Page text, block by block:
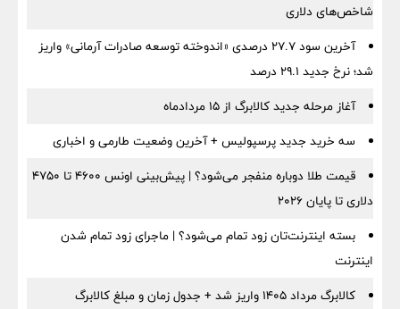
شاخص‌های دلاری
آخرین سود ۲۷.۷ درصدی «اندوخته توسعه صادرات آرمانی» واریز
شد؛ نرخ جدید ۲۹.۱ درصد
آغاز مرحله جدید کالابرگ از ۱۵ مردادماه
سه خرید جدید پرسپولیس + آخرین وضعیت طارمی و اخباری
قیمت طلا دوباره منفجر می‌شود؟ | پیش‌بینی اونس ۴۶۰۰ تا ۴۷۵۰
دلاری تا پایان ۲۰۲۶
بسته اینترنت‌تان زود تمام می‌شود؟ | ماجرای زود تمام شدن
اینترنت
کالابرگ مرداد ۱۴۰۵ واریز شد + جدول زمان و مبلغ کالابرگ